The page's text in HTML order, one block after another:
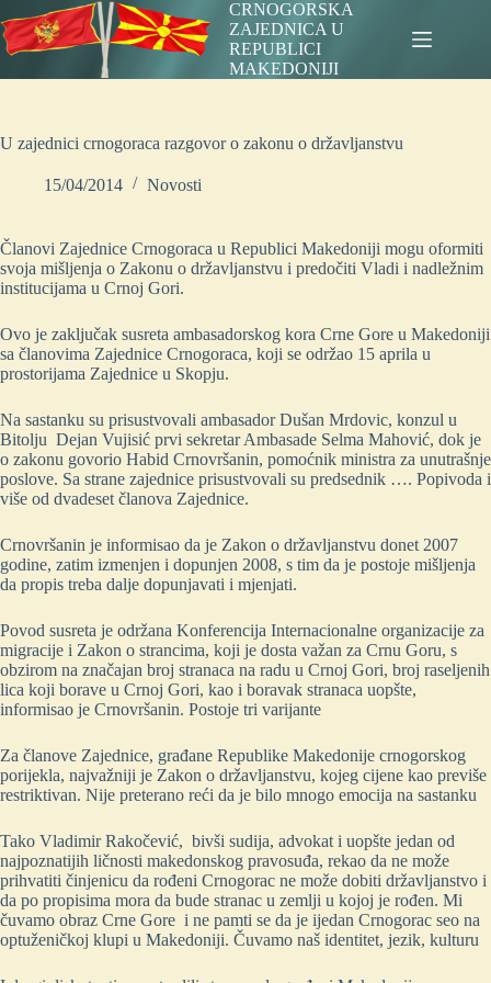
to
content
CRNOGORSKA
ZAJEDNICA U
REPUBLICI
MAKEDONIJI
U zajednici crnogoraca razgovor o zakonu o državljanstvu
15/04/2014 Novosti
Članovi Zajednice Crnogoraca u Republici Makedoniji mogu oformiti
svoja mišljenja o Zakonu o državljanstvu i predočiti Vladi i nadležnim
institucijama u Crnoj Gori.
Ovo je zaključak susreta ambasadorskog kora Crne Gore u Makedoniji
sa članovima Zajednice Crnogoraca, koji se održao 15 aprila u
prostorijama Zajednice u Skopju.
Na sastanku su prisustvovali ambasador Dušan Mrdovic, konzul u
Bitolju Dejan Vujisić prvi sekretar Ambasade Selma Mahović, dok je
o zakonu govorio Habid Crnovršanin, pomoćnik ministra za unutrašnje
poslove. Sa strane zajednice prisustvovali su predsednik …. Popivoda i
više od dvadeset članova Zajednice.
Crnovršanin je informisao da je Zakon o državljanstvu donet 2007
godine, zatim izmenjen i dopunjen 2008, s tim da je postoje mišljenja
da propis treba dalje dopunjavati i mjenjati.
Povod susreta je održana Konferencija Internacionalne organizacije za
migracije i Zakon o strancima, koji je dosta važan za Crnu Goru, s
obzirom na značajan broj stranaca na radu u Crnoj Gori, broj raseljenih
lica koji borave u Crnoj Gori, kao i boravak stranaca uopšte,
informisao je Crnovršanin. Postoje tri varijante
Za članove Zajednice, građane Republike Makedonije crnogorskog
porijekla, najvažniji je Zakon o državljanstvu, kojeg cijene kao previše
restriktivan. Nije preterano reći da je bilo mnogo emocija na sastanku
Tako Vladimir Rakočević, bivši sudija, advokat i uopšte jedan od
najpoznatijih ličnosti makedonskog pravosuđa, rekao da ne može
prihvatiti činjenicu da rođeni Crnogorac ne može dobiti državljanstvo i
da po propisima mora da bude stranac u zemlji u kojoj je rođen. Mi
čuvamo obraz Crne Gore i ne pamti se da je ijedan Crnogorac seo na
optuženičkoj klupi u Makedoniji. Čuvamo naš identitet, jezik, kulturu